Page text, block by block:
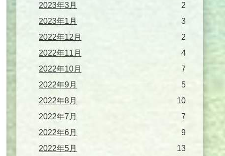
2023年3月
2
2023年1月
3
2022年12月
2
2022年11月
4
2022年10月
7
2022年9月
5
2022年8月
10
2022年7月
7
2022年6月
9
2022年5月
13